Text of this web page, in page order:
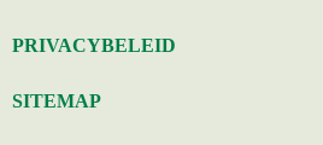
PRIVACYBELEID
SITEMAP